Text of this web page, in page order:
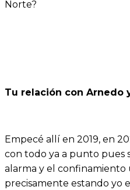
Norte?
Tu relación con Arnedo
Empecé allí en 2019, en
con todo ya a punto pues
alarma y el confinamiento
precisamente estando yo